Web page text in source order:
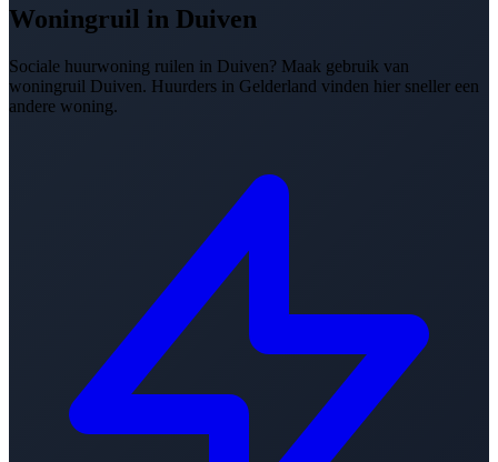
Woningruil in Duiven
Sociale huurwoning ruilen in Duiven? Maak gebruik van
woningruil Duiven. Huurders in Gelderland vinden hier sneller een
andere woning.